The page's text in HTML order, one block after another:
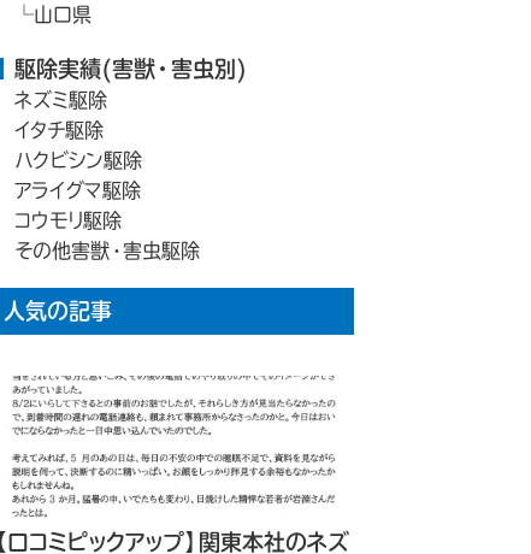
山口県
駆除実績(害獣・害虫別)
ネズミ駆除
イタチ駆除
ハクビシン駆除
アライグマ駆除
コウモリ駆除
その他害獣・害虫駆除
人気の記事
【口コミピックアップ】関東本社のネズ